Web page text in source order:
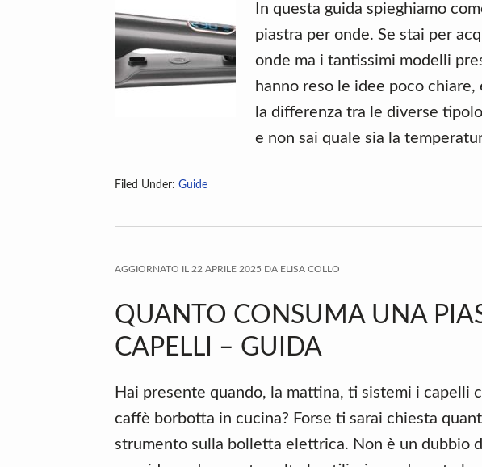
In questa guida spieghiamo
piastra per onde. Se stai per
onde ma i tantissimi modelli
hanno reso le idee poco
la differenza tra le diverse
e non sai quale sia la
Filed Under: Guide
AGGIORNATO IL 22 APRILE 2025 DA ELISA COLLO
QUANTO CONSUMA UNA
CAPELLI – GUIDA​
Hai presente quando, la mattina, ti sistemi i capelli
caffè borbotta in cucina? Forse ti sarai chiesta
strumento sulla bolletta elettrica. Non è un dubbio